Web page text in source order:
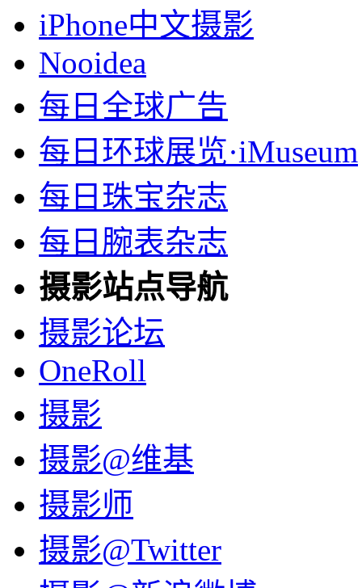
iPhone中文摄影
Nooidea
每日全球广告
每日环球展览·iMuseum
每日珠宝杂志
每日腕表杂志
摄影站点导航
摄影论坛
OneRoll
摄影
摄影@维基
摄影师
摄影@Twitter